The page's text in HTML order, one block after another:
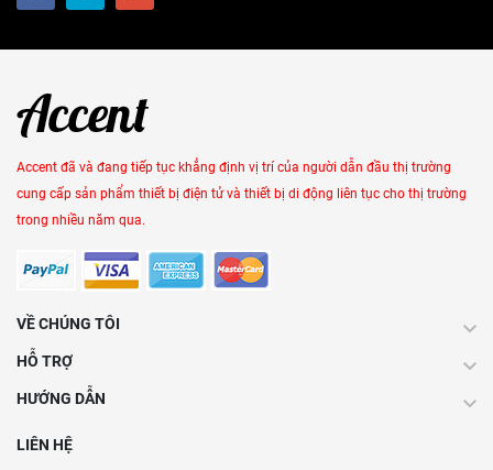
Accent đã và đang tiếp tục khẳng định vị trí của người dẫn đầu thị trường
cung cấp sản phẩm thiết bị điện tử và thiết bị di động liên tục cho thị trường
trong nhiều năm qua.
VỀ CHÚNG TÔI
HỖ TRỢ
HƯỚNG DẪN
LIÊN HỆ